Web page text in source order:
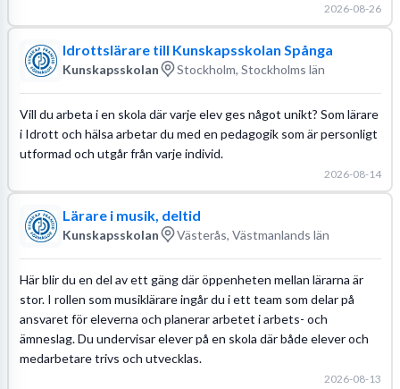
2026-08-26
Idrottslärare till Kunskapsskolan Spånga
Kunskapsskolan Stockholm, Stockholms län
Vill du arbeta i en skola där varje elev ges något unikt? Som lärare
i Idrott och hälsa arbetar du med en pedagogik som är personligt
utformad och utgår från varje individ.
2026-08-14
Lärare i musik, deltid
Kunskapsskolan Västerås, Västmanlands län
Här blir du en del av ett gäng där öppenheten mellan lärarna är
stor. I rollen som musiklärare ingår du i ett team som delar på
ansvaret för eleverna och planerar arbetet i arbets- och
ämneslag. Du undervisar elever på en skola där både elever och
medarbetare trivs och utvecklas.
2026-08-13